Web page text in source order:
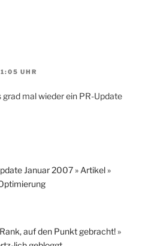
UHR
mal wieder ein PR-Update
Januar 2007 » Artikel »
auf den Punkt gebracht! »